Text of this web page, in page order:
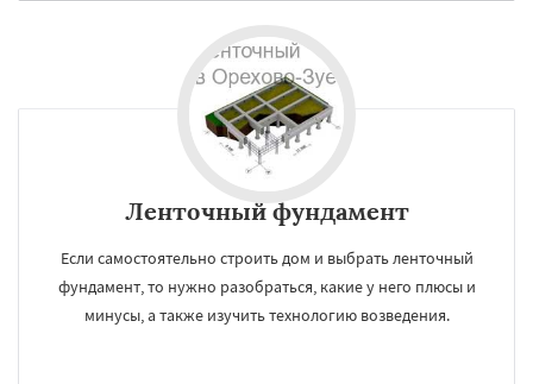
Ленточный фундамент
Если самостоятельно строить дом и выбрать ленточный
фундамент, то нужно разобраться, какие у него плюсы и
минусы, а также изучить технологию возведения.